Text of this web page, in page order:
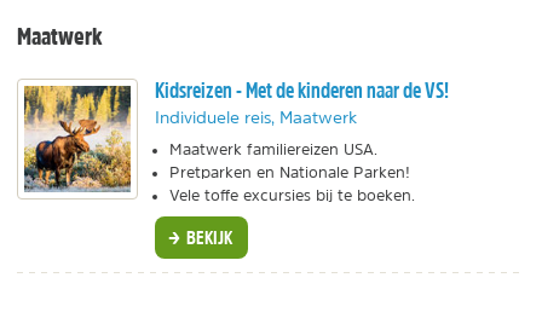
Maatwerk
Kidsreizen - Met de kinderen naar de VS!
Individuele reis, Maatwerk
Maatwerk familiereizen USA.
Pretparken en Nationale Parken!
Vele toffe excursies bij te boeken.
BEKIJK